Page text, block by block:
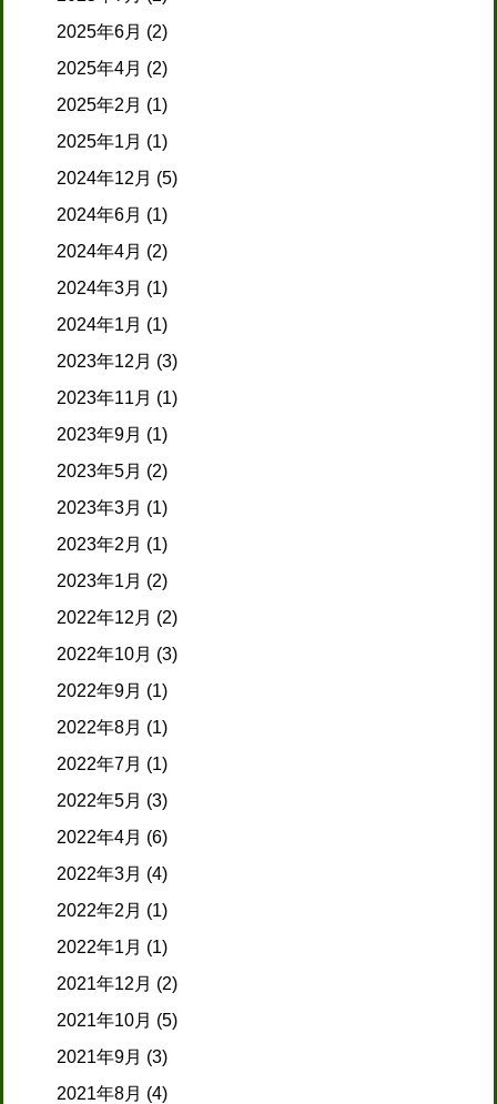
2025年6月 (2)
2025年4月 (2)
2025年2月 (1)
2025年1月 (1)
2024年12月 (5)
2024年6月 (1)
2024年4月 (2)
2024年3月 (1)
2024年1月 (1)
2023年12月 (3)
2023年11月 (1)
2023年9月 (1)
2023年5月 (2)
2023年3月 (1)
2023年2月 (1)
2023年1月 (2)
2022年12月 (2)
2022年10月 (3)
2022年9月 (1)
2022年8月 (1)
2022年7月 (1)
2022年5月 (3)
2022年4月 (6)
2022年3月 (4)
2022年2月 (1)
2022年1月 (1)
2021年12月 (2)
2021年10月 (5)
2021年9月 (3)
2021年8月 (4)